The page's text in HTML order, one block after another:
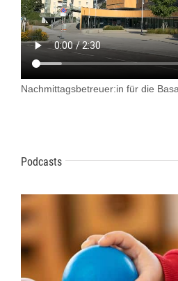
Nachmittagsbetreuer:in für die
Podcasts